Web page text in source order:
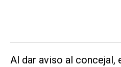
Al dar aviso al concejal,